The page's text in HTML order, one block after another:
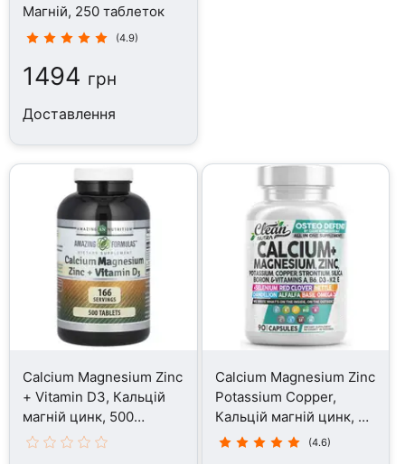
Магній, 250 таблеток
(4.9)
1494 грн
Доставлення
Calcium Magnesium Zinc
+ Vitamin D3, Кальцій
магній цинк, 500
таблеток
Calcium Magnesium Zinc
Potassium Copper,
Кальцій магній цинк, 90
капсул
(4.6)